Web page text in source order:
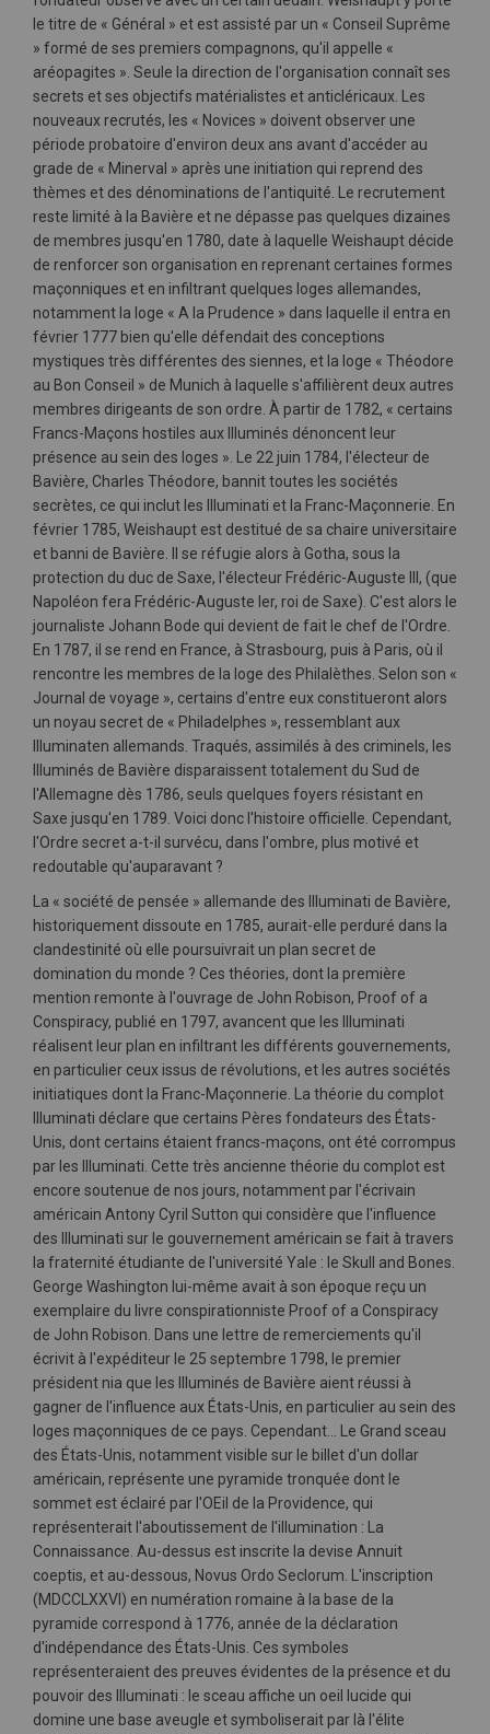
le titre de « Général » et est assisté par un « Conseil Suprême
» formé de ses premiers compagnons, qu'il appelle «
aréopagites ». Seule la direction de l'organisation connaît ses
secrets et ses objectifs matérialistes et anticléricaux. Les
nouveaux recrutés, les « Novices » doivent observer une
période probatoire d'environ deux ans avant d'accéder au
grade de « Minerval » après une initiation qui reprend des
thèmes et des dénominations de l'antiquité. Le recrutement
reste limité à la Bavière et ne dépasse pas quelques dizaines
de membres jusqu'en 1780, date à laquelle Weishaupt décide
de renforcer son organisation en reprenant certaines formes
maçonniques et en infiltrant quelques loges allemandes,
notamment la loge « A la Prudence » dans laquelle il entra en
février 1777 bien qu'elle défendait des conceptions
mystiques très différentes des siennes, et la loge « Théodore
au Bon Conseil » de Munich à laquelle s'affilièrent deux autres
membres dirigeants de son ordre. À partir de 1782, « certains
Francs-Maçons hostiles aux Illuminés dénoncent leur
présence au sein des loges ». Le 22 juin 1784, l'électeur de
Bavière, Charles Théodore, bannit toutes les sociétés
secrètes, ce qui inclut les Illuminati et la Franc-Maçonnerie. En
février 1785, Weishaupt est destitué de sa chaire universitaire
et banni de Bavière. Il se réfugie alors à Gotha, sous la
protection du duc de Saxe, l'électeur Frédéric-Auguste III, (que
Napoléon fera Frédéric-Auguste Ier, roi de Saxe). C'est alors le
journaliste Johann Bode qui devient de fait le chef de l'Ordre.
En 1787, il se rend en France, à Strasbourg, puis à Paris, où il
rencontre les membres de la loge des Philalèthes. Selon son «
Journal de voyage », certains d'entre eux constitueront alors
un noyau secret de « Philadelphes », ressemblant aux
Illuminaten allemands. Traqués, assimilés à des criminels, les
Illuminés de Bavière disparaissent totalement du Sud de
l'Allemagne dès 1786, seuls quelques foyers résistant en
Saxe jusqu'en 1789. Voici donc l'histoire officielle. Cependant,
l'Ordre secret a-t-il survécu, dans l'ombre, plus motivé et
redoutable qu'auparavant ?
La « société de pensée » allemande des Illuminati de Bavière,
historiquement dissoute en 1785, aurait-elle perduré dans la
clandestinité où elle poursuivrait un plan secret de
domination du monde ? Ces théories, dont la première
mention remonte à l'ouvrage de John Robison, Proof of a
Conspiracy, publié en 1797, avancent que les Illuminati
réalisent leur plan en infiltrant les différents gouvernements,
en particulier ceux issus de révolutions, et les autres sociétés
initiatiques dont la Franc-Maçonnerie. La théorie du complot
Illuminati déclare que certains Pères fondateurs des États-
Unis, dont certains étaient francs-maçons, ont été corrompus
par les Illuminati. Cette très ancienne théorie du complot est
encore soutenue de nos jours, notamment par l'écrivain
américain Antony Cyril Sutton qui considère que l'influence
des Illuminati sur le gouvernement américain se fait à travers
la fraternité étudiante de l'université Yale : le Skull and Bones.
George Washington lui-même avait à son époque reçu un
exemplaire du livre conspirationniste Proof of a Conspiracy
de John Robison. Dans une lettre de remerciements qu'il
écrivit à l'expéditeur le 25 septembre 1798, le premier
président nia que les Illuminés de Bavière aient réussi à
gagner de l'influence aux États-Unis, en particulier au sein des
loges maçonniques de ce pays. Cependant... Le Grand sceau
des États-Unis, notamment visible sur le billet d'un dollar
américain, représente une pyramide tronquée dont le
sommet est éclairé par l'OEil de la Providence, qui
représenterait l'aboutissement de l'illumination : La
Connaissance. Au-dessus est inscrite la devise Annuit
coeptis, et au-dessous, Novus Ordo Seclorum. L'inscription
(MDCCLXXVI) en numération romaine à la base de la
pyramide correspond à 1776, année de la déclaration
d'indépendance des États-Unis. Ces symboles
représenteraient des preuves évidentes de la présence et du
pouvoir des Illuminati : le sceau affiche un oeil lucide qui
domine une base aveugle et symboliserait par là l'élite